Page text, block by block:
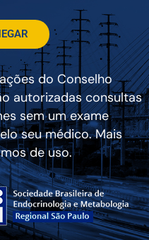
do Conselho
autorizadas consultas
sem um exame
seu médico. Mais
de uso.